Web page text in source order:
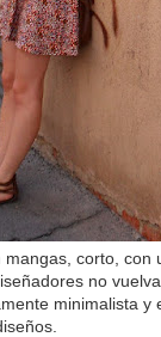
corto, con
no
minimalista y